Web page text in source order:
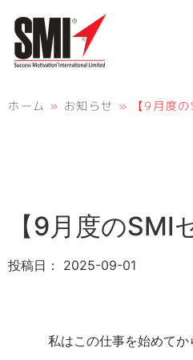
ホーム » お知らせ » 【9月度
【9月度のSMI
投稿日： 2025-09-01
私はこの仕事を始めて